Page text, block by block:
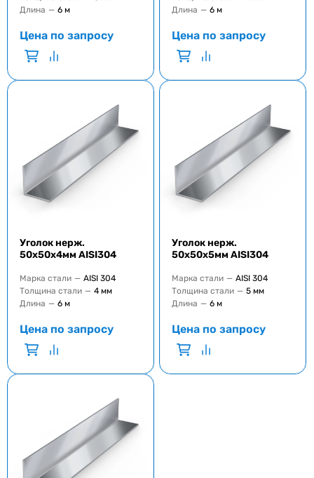
Длина — 6 м
Цена по запросу
Длина — 6 м
Цена по запросу
Уголок нерж.
50х50х4мм AISI304
Марка стали — AISI 304
Толщина стали — 4 мм
Длина — 6 м
Цена по запросу
Уголок нерж.
50х50х5мм AISI304
Марка стали — AISI 304
Толщина стали — 5 мм
Длина — 6 м
Цена по запросу